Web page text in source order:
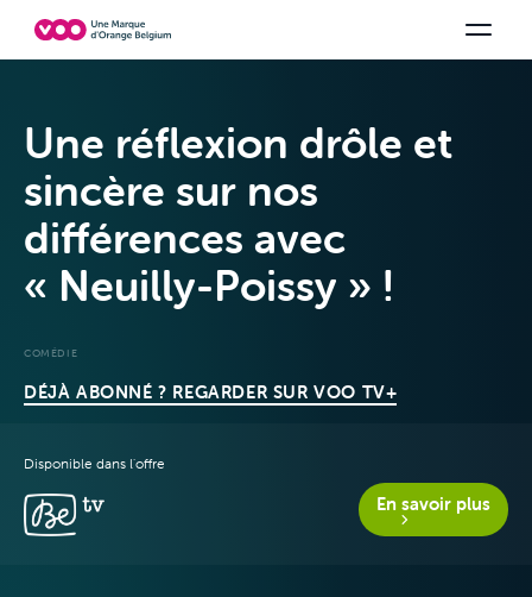
Offres &
Une réflexion drôle et
sincère sur nos
différences avec
« Neuilly-Poissy » !
COMÉDIE
DÉJÀ ABONNÉ ? REGARDER SUR VOO TV+
Disponible dans l'offre
En savoir plus